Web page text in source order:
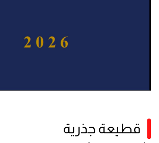
قطيعة جذرية